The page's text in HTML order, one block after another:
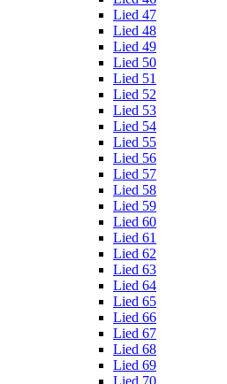
Lied 47
Lied 48
Lied 49
Lied 50
Lied 51
Lied 52
Lied 53
Lied 54
Lied 55
Lied 56
Lied 57
Lied 58
Lied 59
Lied 60
Lied 61
Lied 62
Lied 63
Lied 64
Lied 65
Lied 66
Lied 67
Lied 68
Lied 69
Lied 70